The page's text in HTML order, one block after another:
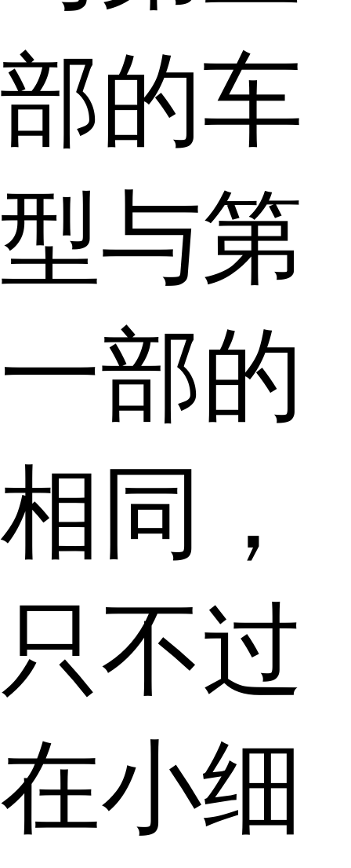
部的车
型与第
一部的
相同，
只不过
在小细